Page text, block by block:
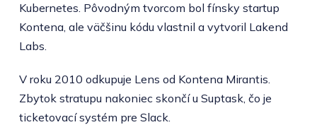
Kubernetes. Pôvodným tvorcom bol fínsky startup
Kontena, ale väčšinu kódu vlastnil a vytvoril Lakend
Labs.
V roku 2010 odkupuje Lens od Kontena Mirantis.
Zbytok stratupu nakoniec skončí u Suptask, čo je
ticketovací systém pre Slack.